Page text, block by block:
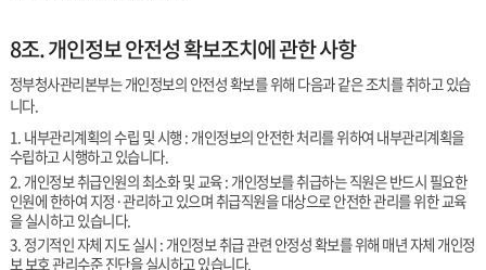
8조. 개인정보 안전성 확보조치에 관한 사항
정부청사관리본부는 개인정보의 안전성 확보를 위해 다음과 같은 조치를 취하고 있습
니다.
1. 내부관리계획의 수립 및 시행 : 개인정보의 안전한 처리를 위하여 내부관리계획을
수립하고 시행하고 있습니다.
2. 개인정보 취급인원의 최소화 및 교육 : 개인정보를 취급하는 직원은 반드시 필요한
인원에 한하여 지정·관리하고 있으며 취급직원을 대상으로 안전한 관리를 위한 교육
을 실시하고 있습니다.
3. 정기적인 자체 지도 실시 : 개인정보 취급 관련 안정성 확보를 위해 매년 자체 개인정
보 보호 관리수준 진단을 실시하고 있습니다.